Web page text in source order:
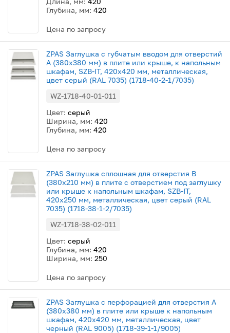
Глубина, мм: 420
Цена по запросу
ZPAS Заглушка с губчатым вводом для отверстий
A (380x380 мм) в плите или крыше, к напольным
шкафам, SZB-IT, 420x420 мм, металлическая,
цвет серый (RAL 7035) (1718-40-2-1/7035)
WZ-1718-40-01-011
Цвет: серый
Ширина, мм: 420
Глубина, мм: 420
Цена по запросу
ZPAS Заглушка сплошная для отверстия В
(380x210 мм) в плите с отверстием под заглушку
или крыше к напольным шкафам, SZB-IT,
420x250 мм, металлическая, цвет серый (RAL
7035) (1718-38-1-2/7035)
WZ-1718-38-02-011
Цвет: серый
Глубина, мм: 420
Ширина, мм: 250
Цена по запросу
ZPAS Заглушка с перфорацией для отверстия A
(380x380 мм) в плите или крыше к напольным
шкафам, 420x420 мм, металлическая, цвет
черный (RAL 9005) (1718-39-1-1/9005)